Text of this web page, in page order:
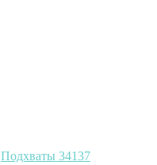
Подхваты 34137